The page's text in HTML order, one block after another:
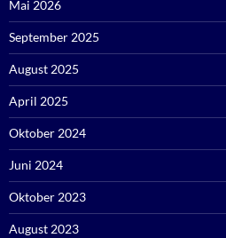
Mai 2026
September 2025
August 2025
April 2025
Oktober 2024
Juni 2024
Oktober 2023
August 2023